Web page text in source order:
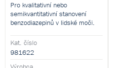
Pro kvalitativní nebo
semikvantitativní stanovení
benzodiazepinů v lidské moči.
Kat. číslo
981622